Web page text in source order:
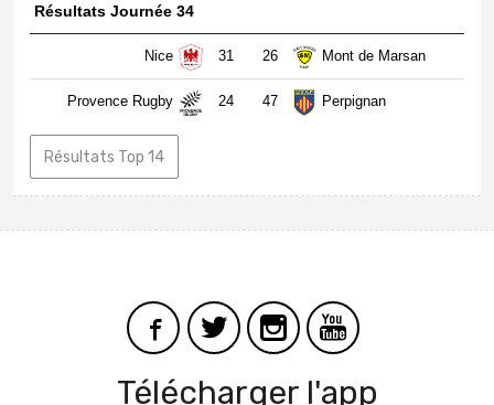
Résultats Journée 34
Nice 31 26 Mont de Marsan
Provence Rugby 24 47 Perpignan
Résultats Top 14
Télécharger l'app